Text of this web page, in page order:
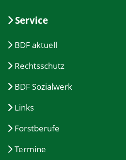
Service
BDF aktuell
Rechtsschutz
BDF Sozialwerk
Links
Forstberufe
Termine